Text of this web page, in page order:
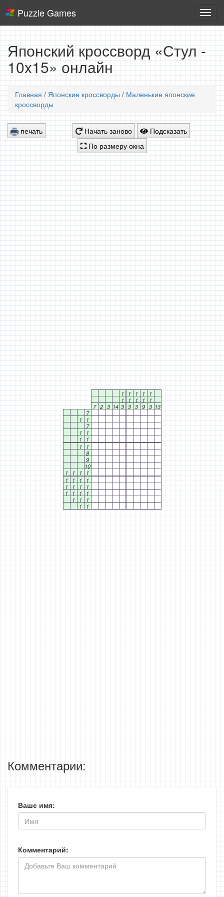
игры
Puzzle Games
Японский кроссворд «Стул -
10x15» онлайн
Главная / Японские кроссворды / Маленькие японские
кроссворды
печать Начать заново
Подсказать
По размеру окна
1 1 1 1
1
1
1 1 1
1
7 2 3 14 3 3 3 9 3 13
7
1
1
7
1
1
1
1
1
1
8
9
10
1
1 1
1
1
1 1
1
1
1 1
1
1
1 1
1
1
1
1
1
1
Комментарии:
Ваше имя:
Комментарий: